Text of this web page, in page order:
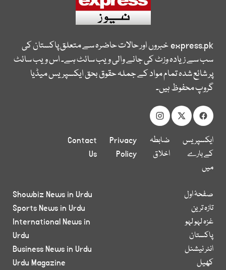
express.pkخبروں اور حالات حاضرہ سے متعلق پاکستان کی
سب سے زیادہ وزٹ کی جانے والی ویب سائٹ ہے۔ اس ویب سائٹ
پر شائع شدہ تمام مواد کے جملہ حقوق بحق ایکسپریس میڈیا
گروپ محفوظ ہیں۔
ایکسپریس
کے بارے
میں
ضابطہ
اخلاق
Privacy
Policy
Contact
Us
صفحۂ اول
تازہ ترین
غزہ لہو لہو
پاکستان
انٹر نیشنل
کھیل
Showbiz News in Urdu
Sports News in Urdu
International News in
Urdu
Business News in Urdu
Urdu Magazine